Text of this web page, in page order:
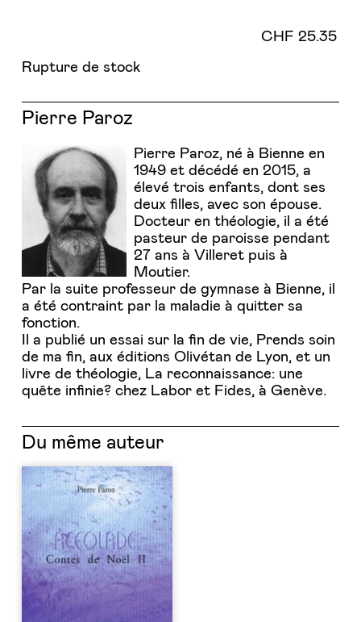
CHF 25.35
Rupture de stock
Pierre Paroz
Pierre Paroz, né à Bienne en
1949 et décédé en 2015, a
élevé trois enfants, dont ses
deux filles, avec son épouse.
Docteur en théologie, il a été
pasteur de paroisse pendant
27 ans à Villeret puis à
Moutier.
Par la suite professeur de gymnase à Bienne, il
a été contraint par la maladie à quitter sa
fonction.
Il a publié un essai sur la fin de vie, Prends soin
de ma fin, aux éditions Olivétan de Lyon, et un
livre de théologie, La reconnaissance: une
quête infinie? chez Labor et Fides, à Genève.
Du même auteur